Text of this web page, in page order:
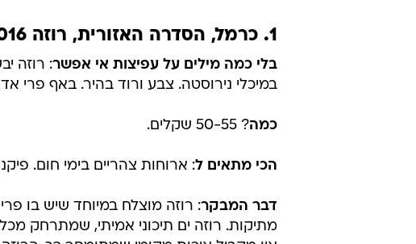
1. כרמל, הסדרה האזורית, רוזה 2016
בלי כמה מילים על עפיצות אי אפשר
במיכלי נירוסטה. צבע ורוד בהיר. באף פרי אדום
כמה? 50-55 שקלים.
הכי מתאים ל: ארוחות צהריים בימי חום.
דבר המבקר: רוזה מוצלח במיוחד שיש בו
מתיקות. רוזה ים תיכוני אמיתי, שמתרחק